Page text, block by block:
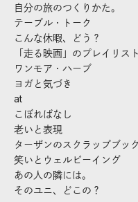
自分の旅のつくりかた。
テーブル・トーク
こんな休暇、どう？
「走る映画」のプレイリスト
ワンモア・ハーブ
ヨガと気づき
at
こぼればなし
老いと表現
ターザンのスクラップブック
笑いとウェルビーイング
あの人の隣には。
そのユニ、どこの？